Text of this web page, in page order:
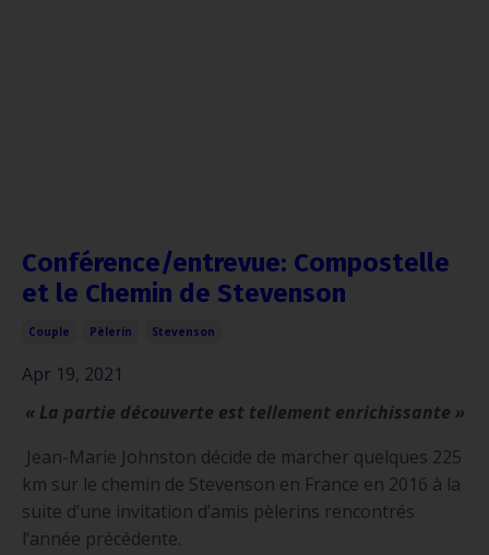
Conférence/entrevue: Compostelle
et le Chemin de Stevenson
Couple Pèlerin Stevenson
Apr 19, 2021
« La partie découverte est tellement enrichissante »
Jean-Marie Johnston décide de marcher quelques 225
km sur le chemin de Stevenson en France en 2016 à la
suite d’une invitation d’amis pèlerins rencontrés
l’année précédente.